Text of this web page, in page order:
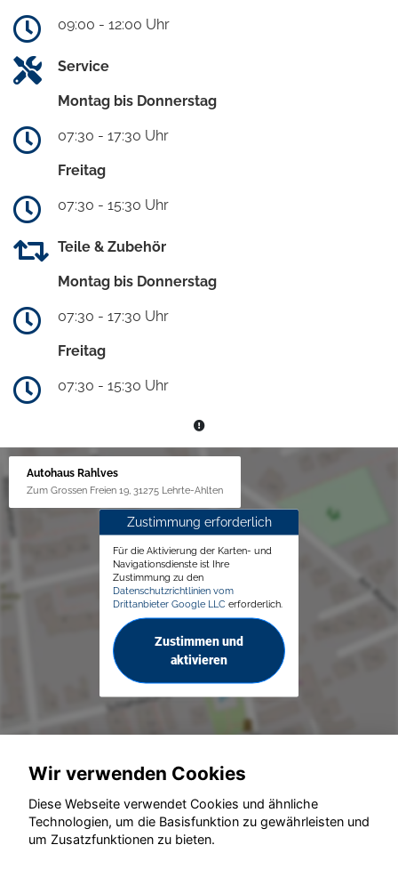
09:00 - 12:00 Uhr
Service
Montag bis Donnerstag
07:30 - 17:30 Uhr
Freitag
07:30 - 15:30 Uhr
Teile & Zubehör
Montag bis Donnerstag
07:30 - 17:30 Uhr
Freitag
07:30 - 15:30 Uhr
Autohaus Rahlves
Zum Grossen Freien 19, 31275 Lehrte-Ahlten
Zustimmung erforderlich
Für die Aktivierung der Karten- und
Navigationsdienste ist Ihre
Zustimmung zu den
Datenschutzrichtlinien vom
Drittanbieter Google LLC erforderlich.
Zustimmen und
aktivieren
Wir verwenden Cookies
Diese Webseite verwendet Cookies und ähnliche
Technologien, um die Basisfunktion zu gewährleisten und
um Zusatzfunktionen zu bieten.